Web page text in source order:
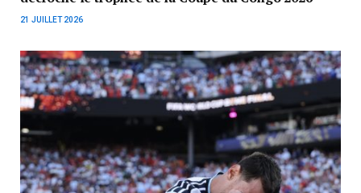
21 JUILLET 2026